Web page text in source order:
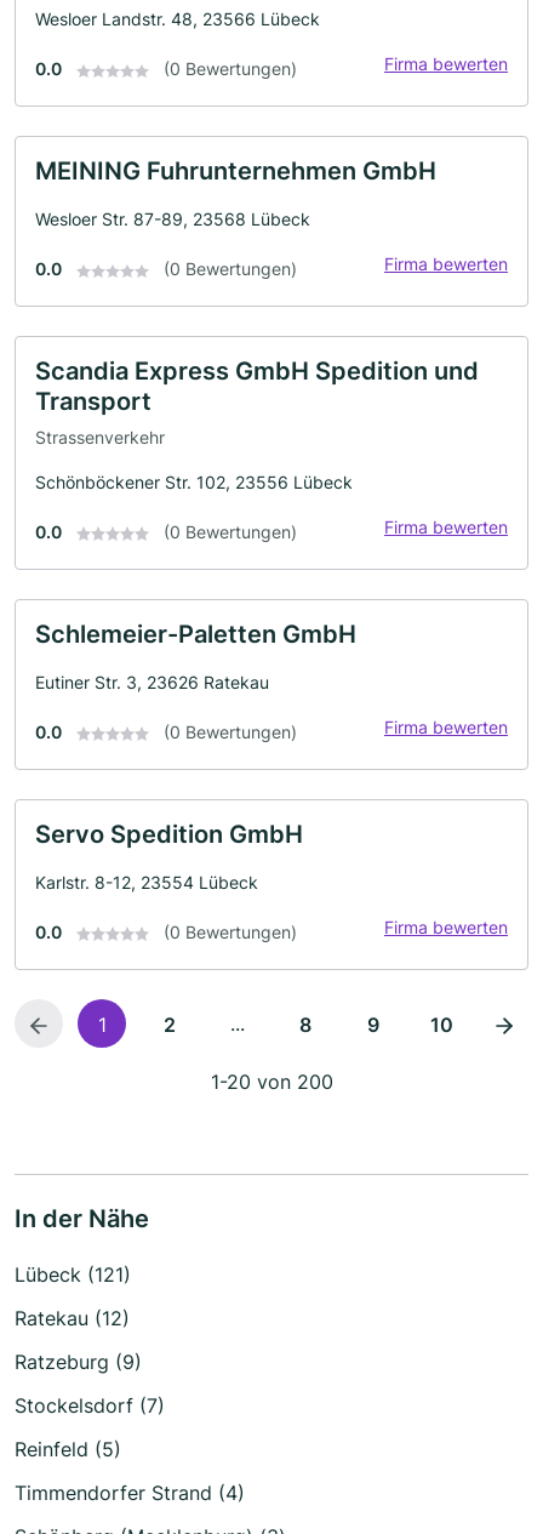
Wesloer Landstr. 48, 23566 Lübeck
0.0 (0 Bewertungen) Firma bewerten
MEINING Fuhrunternehmen GmbH
Wesloer Str. 87-89, 23568 Lübeck
0.0 (0 Bewertungen) Firma bewerten
Scandia Express GmbH Spedition und
Transport
Strassenverkehr
Schönböckener Str. 102, 23556 Lübeck
0.0 (0 Bewertungen) Firma bewerten
Schlemeier-Paletten GmbH
Eutiner Str. 3, 23626 Ratekau
0.0 (0 Bewertungen) Firma bewerten
Servo Spedition GmbH
Karlstr. 8-12, 23554 Lübeck
0.0 (0 Bewertungen) Firma bewerten
1 2 ... 8 9 10
1-20 von 200
In der Nähe
Lübeck (121)
Ratekau (12)
Ratzeburg (9)
Stockelsdorf (7)
Reinfeld (5)
Timmendorfer Strand (4)